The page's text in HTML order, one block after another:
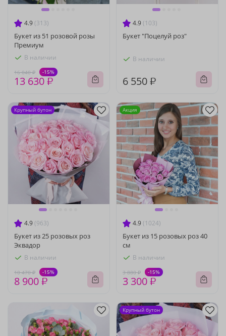
4.9 (313)
Букет из 51 розовой розы
Премиум
В наличии
16 040 ₽ -15%
13 630 ₽
4.9 (103)
Букет "Поцелуй роз"
В наличии
6 550 ₽
4.9 (963)
Букет из 25 розовых роз
Эквадор
В наличии
10 470 ₽ -15%
8 900 ₽
Крупный бутон
4.9 (1024)
Букет из 15 розовых роз 40
см
В наличии
3 880 ₽ -15%
3 300 ₽
Акция
Крупный бутон